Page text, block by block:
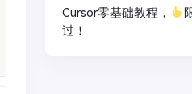
Cursor零基础教程，
过！